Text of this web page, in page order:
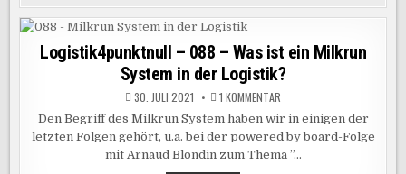
Logistik4punktnull – 088 – Was ist ein Milkrun
System in der Logistik?
30. JULI 2021 1 KOMMENTAR
–
088
–
WAS
IST
Den Begriff des Milkrun System haben wir in einigen der
letzten Folgen gehört, u.a. bei der powered by board-Folge
mit Arnaud Blondin zum Thema ”…